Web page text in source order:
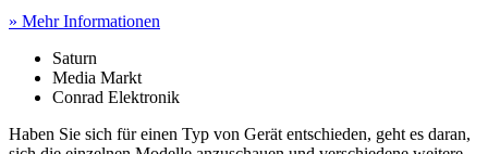
» Mehr Informationen
Saturn
Media Markt
Conrad Elektronik
Haben Sie sich für einen Typ von Gerät entschieden, geht es daran,